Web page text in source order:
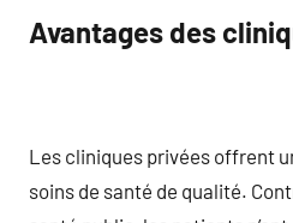
Avantages des
Les cliniques privées offrent
soins de santé de qualité.